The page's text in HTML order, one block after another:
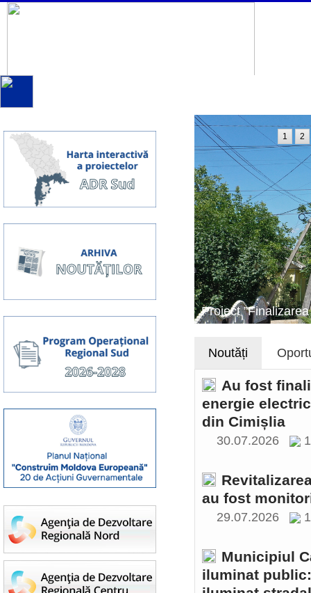
Proiect
1 2
Noutăți
Au fost
energie
din Cimișlia
30.07.2026
au fost
29.07.2026
Municipiul
iluminat